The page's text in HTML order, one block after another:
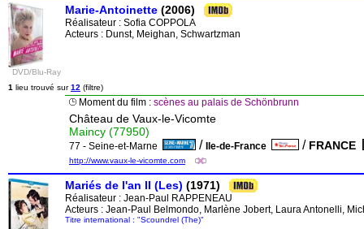
DVD/Blu-Ray
Marie-Antoinette (2006)
Réalisateur : Sofia COPPOLA
Acteurs : Dunst, Meighan, Schwartzman
1 lieu trouvé sur12 (filtre)
Moment du film : scènes au palais de Schönbrunn
Château de Vaux-le-Vicomte
Maincy (77950)
77 - Seine-et-Marne / Ile-de-France / FRANCE
http://www.vaux-le-vicomte.com
Mariés de l'an II (Les) (1971)
Réalisateur : Jean-Paul RAPPENEAU
Acteurs : Jean-Paul Belmondo, Marlène Jobert, Laura Antonelli,
Titre international : "Scoundrel (The)"